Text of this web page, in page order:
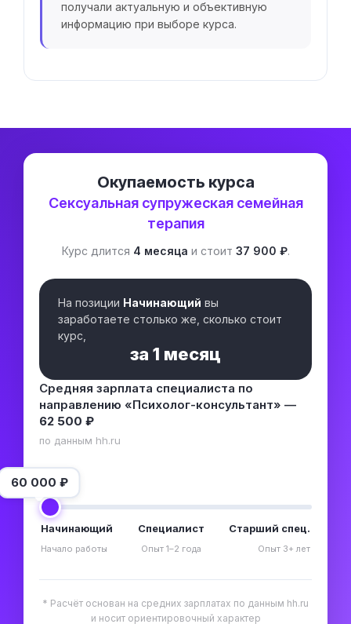
получали актуальную и объективную
информацию при выборе курса.
Окупаемость курса
Сексуальная супружеская семейная
терапия
Курс длится 4 месяца и стоит 37 900 ₽.
На позиции Начинающий вы
заработаете столько же, сколько стоит
курс,
за 1 месяц
Средняя зарплата специалиста по
направлению «Психолог-консультант» —
62 500 ₽
по данным hh.ru
60 000 ₽
Начинающий
Начало работы
Специалист
Опыт 1–2 года
Старший спец.
Опыт 3+ лет
* Расчёт основан на средних зарплатах по данным hh.ru
и носит ориентировочный характер